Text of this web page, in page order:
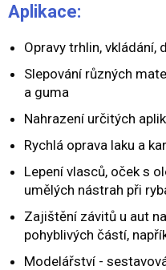
Aplikace:
Opravy trhlin, vkládání,
Slepování různých
a guma
Nahrazení určitých
Rychlá oprava laku a
Lepení vlasců, oček s
umělých nástrah při
Zajištění závitů u aut
pohyblivých částí,
Modelářství -